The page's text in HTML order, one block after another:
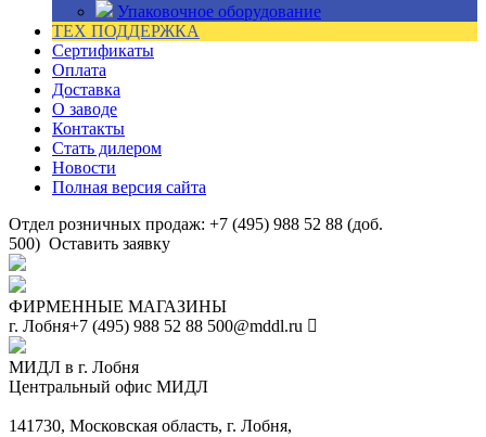
Упаковочное оборудование
ТЕХ ПОДДЕРЖКА
Сертификаты
Оплата
Доставка
О заводе
Контакты
Стать дилером
Новости
Полная версия сайта
Отдел розничных продаж: +7 (495) 988 52 88 (доб.
500) Оставить заявку
ФИРМЕННЫЕ МАГАЗИНЫ
г. Лобня+7 (495) 988 52 88 500@mddl.ru
МИДЛ в г. Лобня
Центральный офис МИДЛ
141730, Московская область, г. Лобня,